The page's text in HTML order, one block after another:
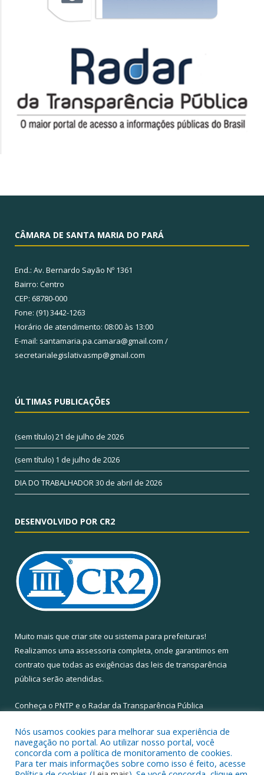
CÂMARA DE SANTA MARIA DO PARÁ
End.: Av. Bernardo Sayão Nº 1361
Bairro: Centro
CEP: 68780-000
Fone: (91) 3442-1263
Horário de atendimento: 08:00 às 13:00
E-mail: santamaria.pa.camara@gmail.com /
secretarialegislativasmp@gmail.com
ÚLTIMAS PUBLICAÇÕES
(sem título)21 de julho de 2026
(sem título) 1 de julho de 2026
DIA DO TRABALHADOR30 de abril de 2026
DESENVOLVIDO POR CR2
Muito mais que criar site ou sistema para prefeituras!
Realizamos uma assessoria completa, onde garantimos em
contrato que todas as exigências das leis de transparência
pública serão atendidas.
Conheça o PNTP e o Radar da Transparência Pública
Todos os direitos reservados a Câmara Municipal de Santa Maria
Nós usamos cookies para melhorar sua experiência de
navegação no portal. Ao utilizar nosso portal, você
concorda com a política de monitoramento de cookies.
Para ter mais informações sobre como isso é feito, acesse